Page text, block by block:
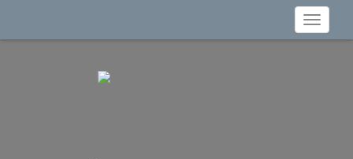
Toggle